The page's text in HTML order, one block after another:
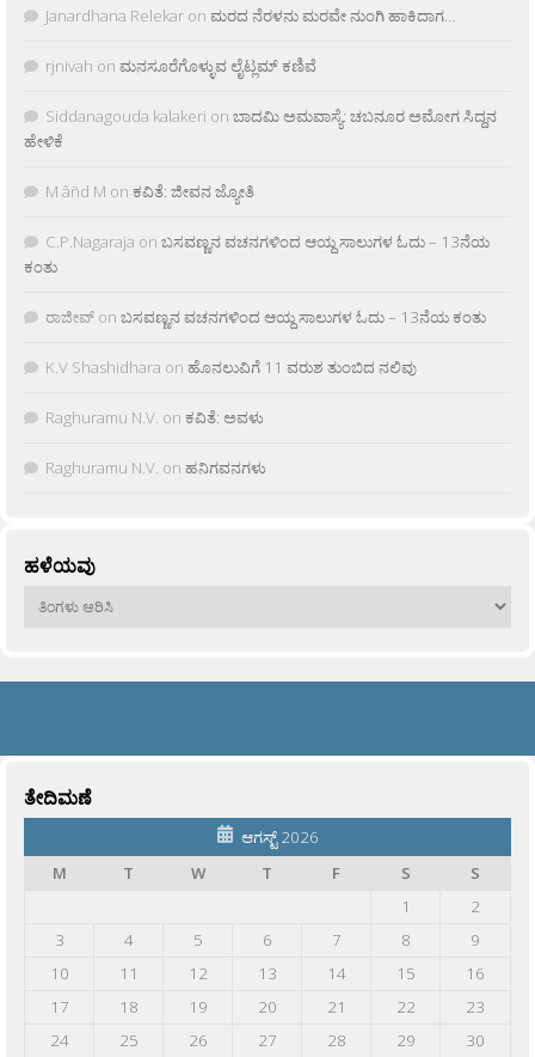
Janardhana Relekar on ಮರದ ನೆರಳನು ಮರವೇ ನುಂಗಿ ಹಾಕಿದಾಗ…
rjnivah on ಮನಸೂರೆಗೊಳ್ಳುವ ಲೈಟ್ಲಮ್ ಕಣಿವೆ
Siddanagouda kalakeri on ಬಾದಮಿ ಅಮವಾಸ್ಯೆ: ಚಬನೂರ ಅಮೋಗ ಸಿದ್ದನ
ಹೇಳಿಕೆ
M âñd M on ಕವಿತೆ: ಜೀವನ ಜ್ಯೋತಿ
C.P.Nagaraja on ಬಸವಣ್ಣನ ವಚನಗಳಿಂದ ಆಯ್ದ ಸಾಲುಗಳ ಓದು – 13ನೆಯ
ಕಂತು
ರಾಜೀವ್ on ಬಸವಣ್ಣನ ವಚನಗಳಿಂದ ಆಯ್ದ ಸಾಲುಗಳ ಓದು – 13ನೆಯ ಕಂತು
K.V Shashidhara on ಹೊನಲುವಿಗೆ 11 ವರುಶ ತುಂಬಿದ ನಲಿವು
Raghuramu N.V. on ಕವಿತೆ: ಅವಳು
Raghuramu N.V. on ಹನಿಗವನಗಳು
ಹಳೆಯವು
ಹಳೆಯವು
ತೇದಿಮಣೆ
ಆಗಸ್ಟ್ 2026
M
T W T F S
S
1
2
3
4 5 6 7 8
9
10
11 12 13 14 15
16
17
18 19 20 21 22
23
24
25 26 27 28 29
30